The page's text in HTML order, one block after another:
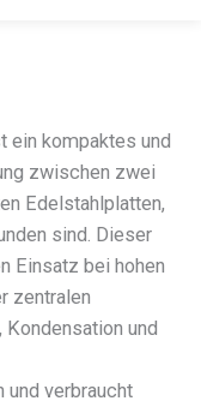
ein kompaktes und
zwischen zwei
Edelstahlplatten,
sind. Dieser
Einsatz bei hohen
zentralen
und
und verbraucht